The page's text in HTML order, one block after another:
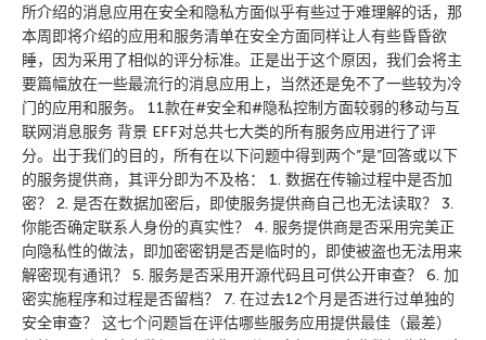
所介绍的消息应用在安全和隐私方面似乎有些过于难理解的话，那
本周即将介绍的应用和服务清单在安全方面同样让人有些昏昏欲
睡，因为采用了相似的评分标准。正是出于这个原因，我们会将主
要篇幅放在一些最流行的消息应用上，当然还是免不了一些较为冷
门的应用和服务。 11款在#安全和#隐私控制方面较弱的移动与互
联网消息服务 背景 EFF对总共七大类的所有服务应用进行了评
分。出于我们的目的，所有在以下问题中得到两个”是”回答或以下
的服务提供商，其评分即为不及格： 1. 数据在传输过程中是否加
密？ 2. 是否在数据加密后，即使服务提供商自己也无法读取？ 3.
你能否确定联系人身份的真实性？ 4. 服务提供商是否采用完美正
向隐私性的做法，即加密密钥是否是临时的，即使被盗也无法用来
解密现有通讯？ 5. 服务是否采用开源代码且可供公开审查？ 6. 加
密实施程序和过程是否留档？ 7. 在过去12个月是否进行过单独的
安全审查？ 这七个问题旨在评估哪些服务应用提供最佳（最差）